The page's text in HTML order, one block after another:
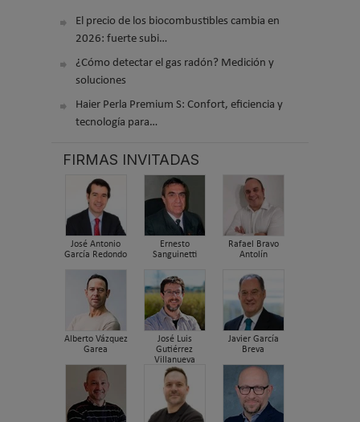
El precio de los biocombustibles cambia en
2026: fuerte subi…
¿Cómo detectar el gas radón? Medición y
soluciones
Haier Perla Premium S: Confort, eficiencia y
tecnología para…
FIRMAS INVITADAS
José Antonio
García Redondo
Ernesto
Sanguinetti
Rafael Bravo
Antolín
Alberto Vázquez
Garea
José Luis
Gutiérrez
Villanueva
Javier García
Breva